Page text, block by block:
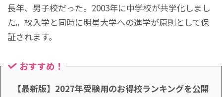
長年、男子校だった。2003年に中学校が共学化しまし
た。校入学と同時に明星大学への進学が原則として保
証されます。
おすすめ！
【最新版】2027年受験用のお得校ランキングを公開